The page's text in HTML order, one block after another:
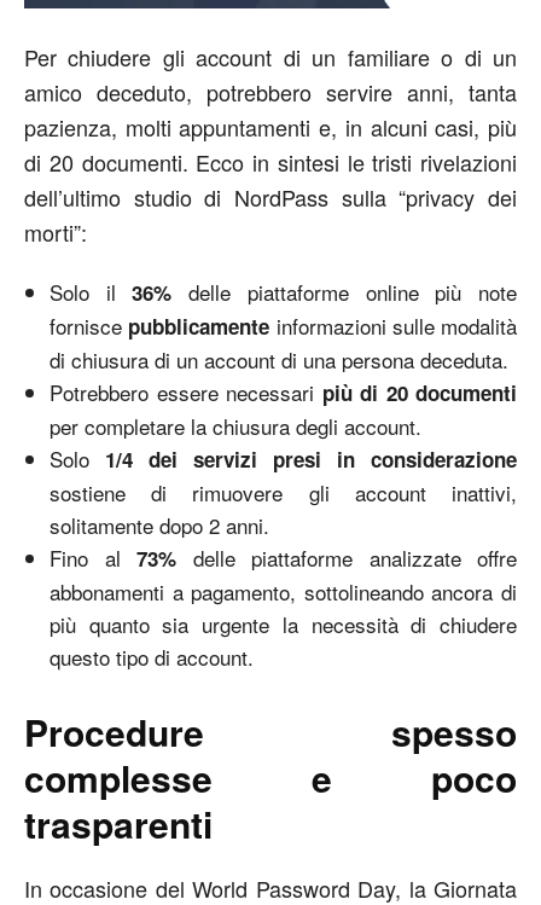
Per chiudere gli account di un familiare o di un
amico deceduto, potrebbero servire anni, tanta
pazienza, molti appuntamenti e, in alcuni casi, più
di 20 documenti. Ecco in sintesi le tristi rivelazioni
dell’ultimo studio di NordPass sulla “privacy dei
morti”:
Solo il36% delle piattaforme online più note
fornisce pubblicamente informazioni sulle modalità
di chiusura di un account di una persona deceduta.
Potrebbero essere necessari più di 20 documenti
per completare la chiusura degli account.
Solo 1/4 dei servizi presi in considerazione
sostiene di rimuovere gli account inattivi,
solitamente dopo 2 anni.
Fino al 73% delle piattaforme analizzate offre
abbonamenti a pagamento, sottolineando ancora di
più quanto sia urgente la necessità di chiudere
questo tipo di account.
Procedure spesso
complesse e poco
trasparenti
In occasione del World Password Day, la Giornata